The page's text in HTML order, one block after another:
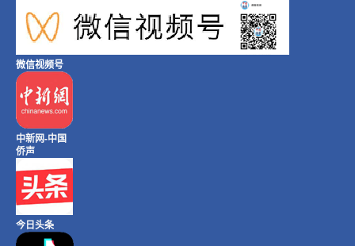
微信视频号
中新网-中国
侨声
今日头条